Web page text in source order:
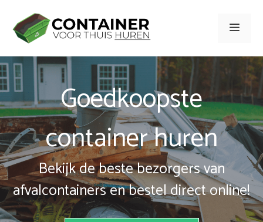
naar
inhoud
Menu
Goedkoopste
container huren
Bekijk de beste bezorgers van
afvalcontainers en bestel direct online!